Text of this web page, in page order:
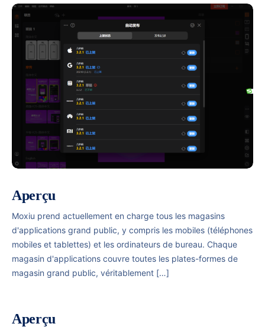
Aperçu
Moxiu prend actuellement en charge tous les magasins
d'applications grand public, y compris les mobiles (téléphones
mobiles et tablettes) et les ordinateurs de bureau. Chaque
magasin d'applications couvre toutes les plates-formes de
magasin grand public, véritablement […]
Aperçu